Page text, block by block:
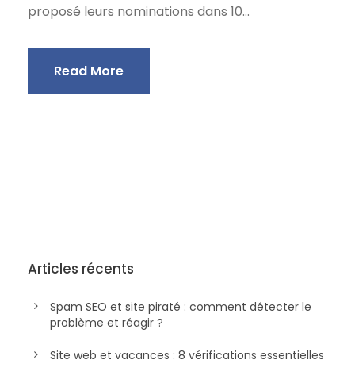
proposé leurs nominations dans 10...
Read More
Articles récents
Spam SEO et site piraté : comment détecter le
problème et réagir ?
Site web et vacances : 8 vérifications essentielles